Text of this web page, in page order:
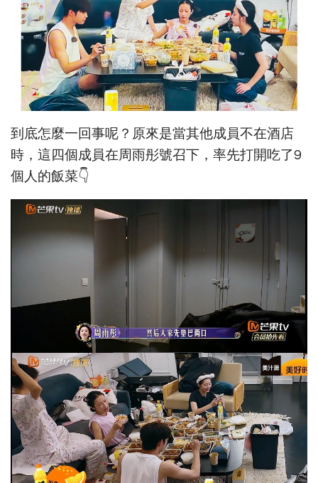
到底怎麼一回事呢？原來是當其他成員不在酒店
時，這四個成員在周雨彤號召下，率先打開吃了9
個人的飯菜👇